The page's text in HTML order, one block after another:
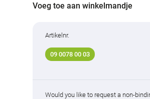
Voeg toe aan winkelmandje
Artikelnr.
09 0078 00 03
Would you like to request a non-